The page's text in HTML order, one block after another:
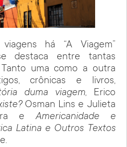
há “A Viagem”
destaca entre tantas
uma como a outra
crônicas e livros,
duma viagem, Erico
Osman Lins e Julieta
e Americanidade e
Latina e Outros Textos